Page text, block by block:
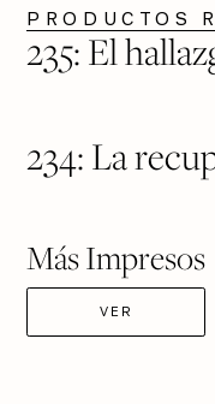
PRODUCTOSVER
235: El
234: La
Más Impresos
VER